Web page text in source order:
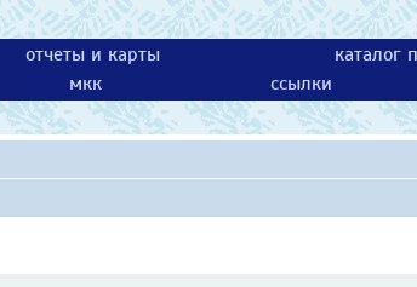
отчеты и карты каталог
мкк ссылки